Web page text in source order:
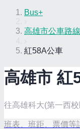
Bus+
高雄市公車路線
紅58A公車
高雄市 紅
往高雄科大(第一西
班表、班距、票價等